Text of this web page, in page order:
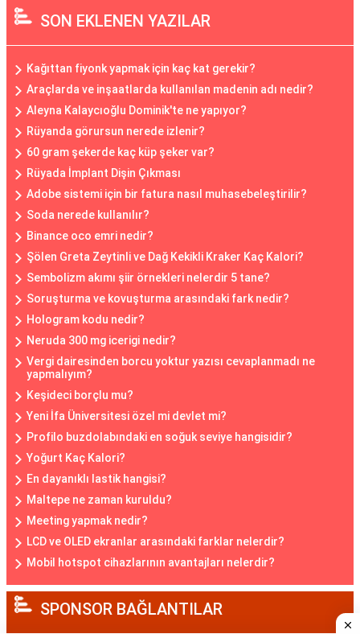
SON EKLENEN YAZILAR
Kağıttan fiyonk yapmak için kaç kat gerekir?
Araçlarda ve inşaatlarda kullanılan madenin adı nedir?
Aleyna Kalaycıoğlu Dominik'te ne yapıyor?
Rüyanda görursun nerede izlenir?
60 gram şekerde kaç küp şeker var?
Rüyada İmplant Dişin Çıkması
Adobe sistemi için bir fatura nasıl muhasebeleştirilir?
Soda nerede kullanılır?
Binance oco emri nedir?
Şölen Greta Zeytinli ve Dağ Kekikli Kraker Kaç Kalori?
Sembolizm akımı şiir örnekleri nelerdir 5 tane?
Soruşturma ve kovuşturma arasındaki fark nedir?
Hologram kodu nedir?
Neruda 300 mg icerigi nedir?
Vergi dairesinden borcu yoktur yazısı cevaplanmadı ne
yapmalıyım?
Keşideci borçlu mu?
Yeni İfa Üniversitesi özel mi devlet mi?
Profilo buzdolabındaki en soğuk seviye hangisidir?
Yoğurt Kaç Kalori?
En dayanıklı lastik hangisi?
Maltepe ne zaman kuruldu?
Meeting yapmak nedir?
LCD ve OLED ekranlar arasındaki farklar nelerdir?
Mobil hotspot cihazlarının avantajları nelerdir?
SPONSOR BAĞLANTILAR